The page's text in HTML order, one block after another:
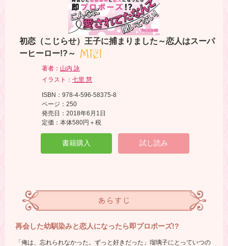
初恋（こじらせ）王子に捕まりました～恋人はスーパ
ーヒーロー!?～
著者： 山内 詠
イラスト： 七里 慧
ISBN：978-4-596-58375-8
ページ：250
発売日：2018年6月1日
定価：本体580円＋税
書籍購入 試し読み
あらすじ
再会した幼馴染みと恋人になったら即プロポーズ!?
「俺は、忘れられなかった。ずっと好きだった」瑠璃子にとっていつの